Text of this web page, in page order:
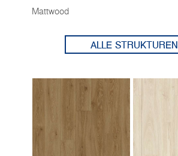
Mattwood
ALLE STRUKTUREN